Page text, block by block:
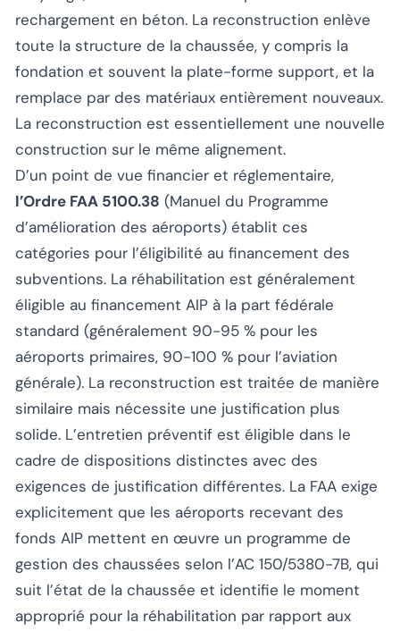
rechargement en béton. La reconstruction enlève
toute la structure de la chaussée, y compris la
fondation et souvent la plate-forme support, et la
remplace par des matériaux entièrement nouveaux.
La reconstruction est essentiellement une nouvelle
construction sur le même alignement.
D’un point de vue financier et réglementaire,
l’Ordre FAA 5100.38 (Manuel du Programme
d’amélioration des aéroports) établit ces
catégories pour l’éligibilité au financement des
subventions. La réhabilitation est généralement
éligible au financement AIP à la part fédérale
standard (généralement 90-95 % pour les
aéroports primaires, 90-100 % pour l’aviation
générale). La reconstruction est traitée de manière
similaire mais nécessite une justification plus
solide. L’entretien préventif est éligible dans le
cadre de dispositions distinctes avec des
exigences de justification différentes. La FAA exige
explicitement que les aéroports recevant des
fonds AIP mettent en œuvre un programme de
gestion des chaussées selon l’AC 150/5380-7B, qui
suit l’état de la chaussée et identifie le moment
approprié pour la réhabilitation par rapport aux